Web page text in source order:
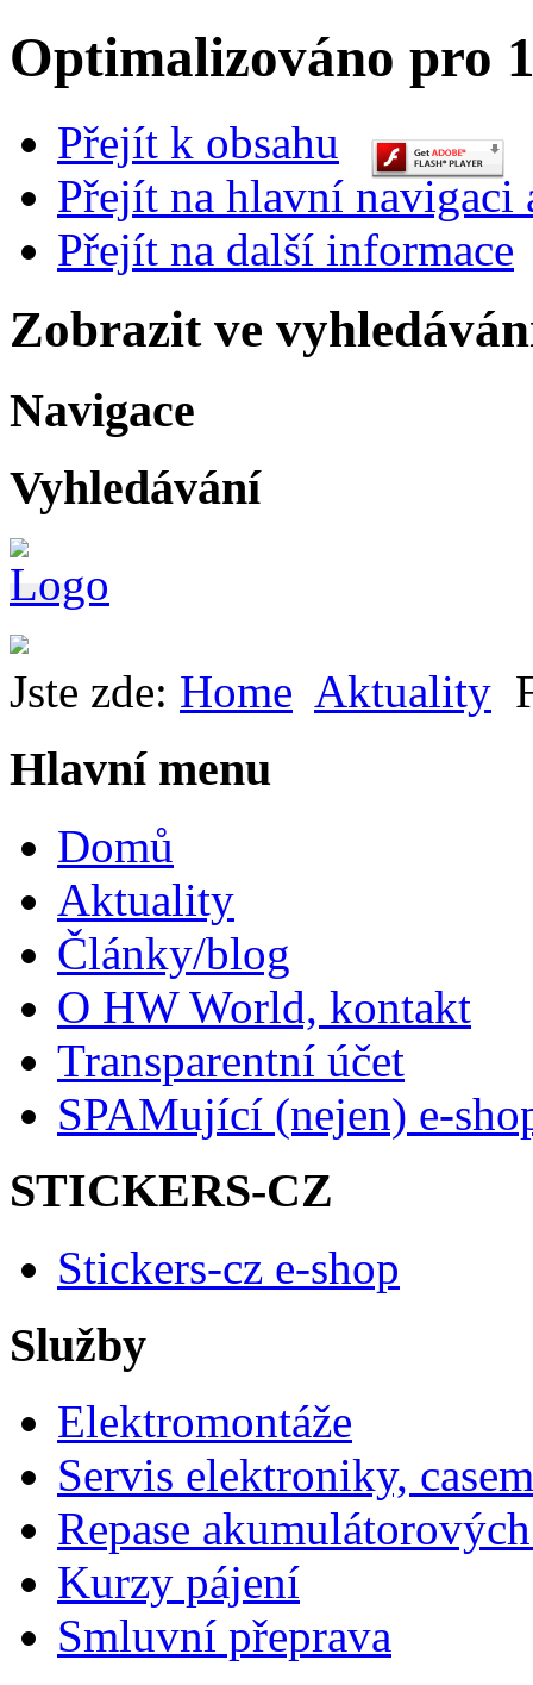
Optimalizováno pro
Přejít k obsahu
Přejít na hlavní navigaci
Přejít na další informace
Zobrazit ve
Navigace
Vyhledávání
Jste zde: Home Aktuality
Hlavní menu
Domů
Aktuality
Články/blog
O HW World, kontakt
Transparentní účet
SPAMující (nejen) e-
STICKERS-CZ
Stickers-cz e-shop
Služby
Elektromontáže
Servis elektroniky,
Repase
Kurzy pájení
Smluvní přeprava